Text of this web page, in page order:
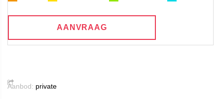
AANVRAAG
Aanbod: private